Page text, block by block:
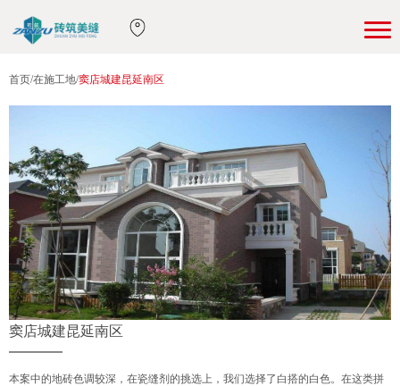
首页/在施工地/窦店城建昆延南区
窦店城建昆延南区
本案中的地砖色调较深，在瓷缝剂的挑选上，我们选择了白搭的白色。在这类拼